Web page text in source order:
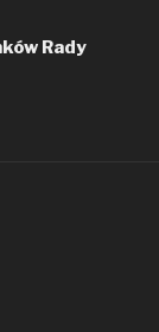
Rady